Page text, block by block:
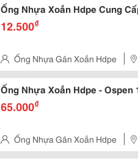
Ống Nhựa Xoắn Hdpe Cung
12.500₫
Ống Nhựa Gân Xoắn Hdpe
Thọ, Q.thủ Đức
Ống Nhựa Xoắn Hdpe - Ospen
65.000₫
Ống Nhựa Gân Xoắn Hdpe
Thọ, Q.thủ Đức